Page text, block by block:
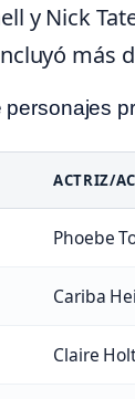
y Nick
más
ACTRIZ/
Phoebe
Cariba
Claire